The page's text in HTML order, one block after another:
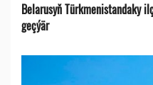
Belarusyň Türkmenistandaky
geçýär